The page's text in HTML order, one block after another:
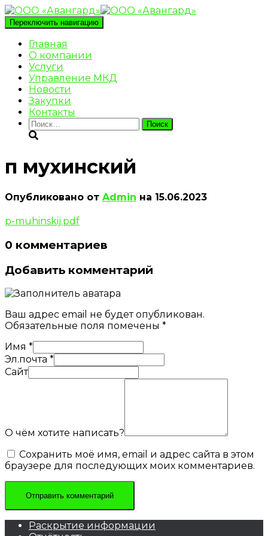
Переключить навигацию
Главная
О компании
Услуги
Управление МКД
Новости
Закупки
Контакты
Найти:
п мухинский
Опубликовано от Admin на 15.06.2023
p-muhinskij.pdf
0 комментариев
Добавить комментарий
Ваш адрес email не будет опубликован.
Обязательные поля помечены *
Имя *
Эл.почта *
Сайт
О чём хотите написать?
Сохранить моё имя, email и адрес сайта в этом
браузере для последующих моих комментариев.
Раскрытие информации